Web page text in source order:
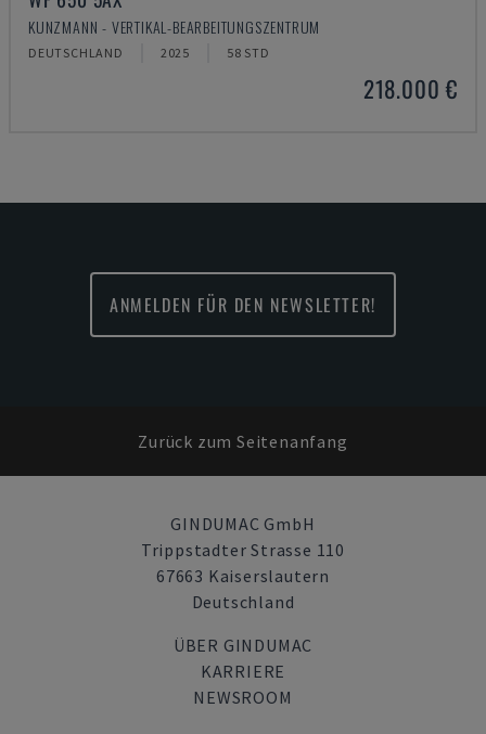
KUNZMANN - VERTIKAL-BEARBEITUNGSZENTRUM
DEUTSCHLAND 2025 58 STD
218.000 €
ANMELDEN FÜR DEN NEWSLETTER!
Zurück zum Seitenanfang
GINDUMAC GmbH
Trippstadter Strasse 110
67663 Kaiserslautern
Deutschland
ÜBER GINDUMAC
KARRIERE
NEWSROOM